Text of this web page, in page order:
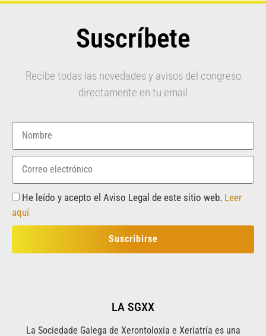
Suscríbete
Recibe todas las novedades y avisos del congreso
directamente en tu email
He leído y acepto el Aviso Legal de este sitio web. Leer
aquí
Suscribirse
LA SGXX
La Sociedade Galega de Xerontoloxía e Xeriatría es una